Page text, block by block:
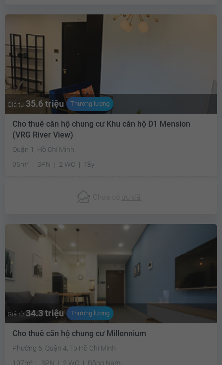
Giá từ 35.6 triệu Thương lượng
Cho thuê căn hộ chung cư Khu căn hộ D1 Mension
(VRG River View)
Quận 1, Hồ Chí Minh
95m²
3PN 2 WC Tây
Chưa có ưu đãi
Giá từ 34.3 triệu Thương lượng
Cho thuê căn hộ chung cư Millennium
Phường 6, Quận 4, Tp Hồ Chí Minh
107m²
3PN 2 WC Đông Nam